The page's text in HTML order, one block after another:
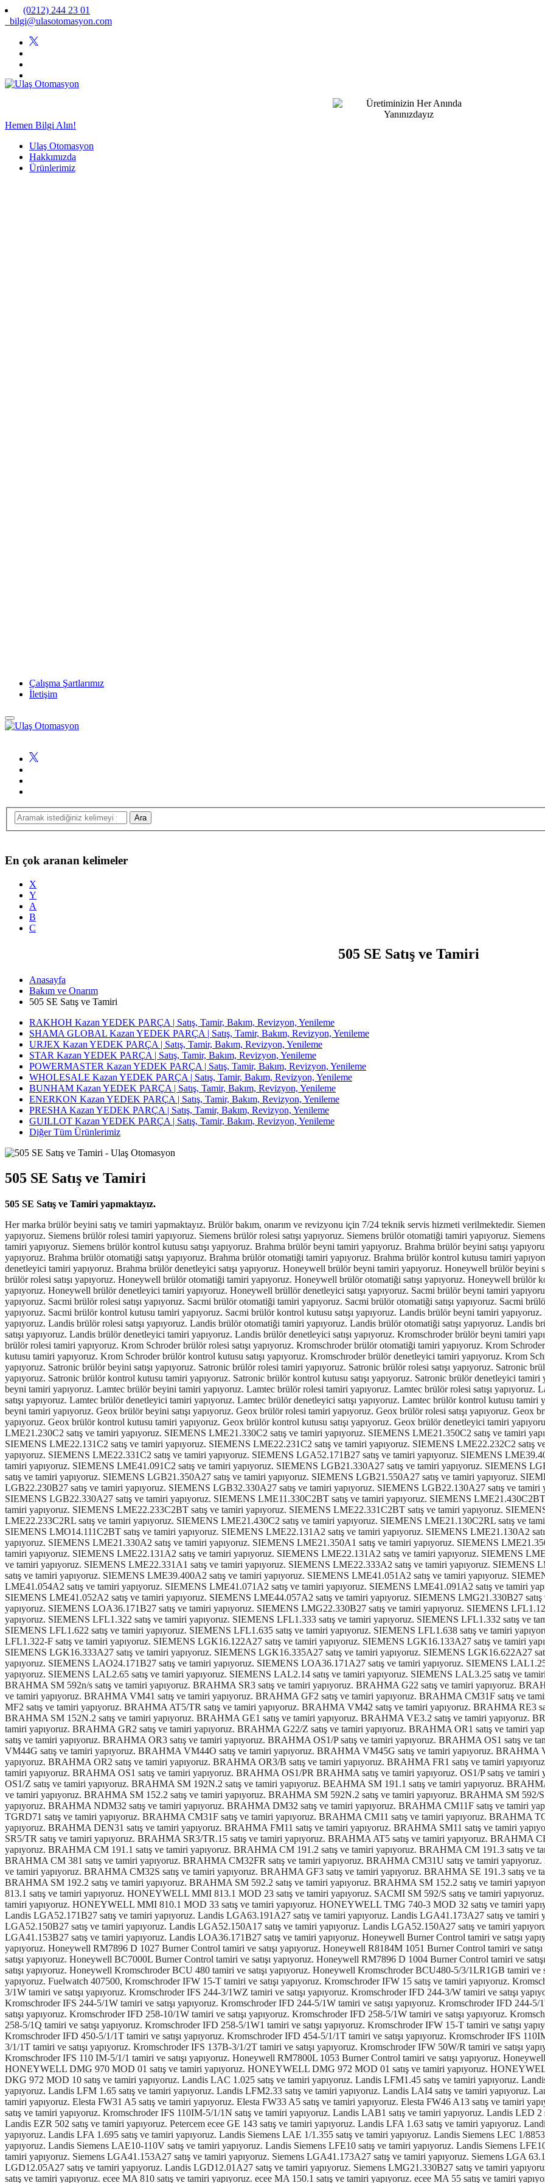
(0212) 244 23 01
bilgi@ulasotomasyon.com
Hemen Bilgi Alın!
Ulaş Otomasyon
Hakkımızda
Ürünlerimiz
Çalışma Şartlarımız
İletişim
En çok aranan kelimeler
X
Y
A
B
C
505 SE Satış ve Tamiri
Anasayfa
Bakım ve Onarım
505 SE Satış ve Tamiri
RAKHOH Kazan YEDEK PARÇA | Satış, Tamir, Bakım, Revizyon, Yenileme
SHAMA GLOBAL Kazan YEDEK PARÇA | Satış, Tamir, Bakım, Revizyon, Yenileme
URJEX Kazan YEDEK PARÇA | Satış, Tamir, Bakım, Revizyon, Yenileme
STAR Kazan YEDEK PARÇA | Satış, Tamir, Bakım, Revizyon, Yenileme
POWERMASTER Kazan YEDEK PARÇA | Satış, Tamir, Bakım, Revizyon, Yenileme
WHOLESALE Kazan YEDEK PARÇA | Satış, Tamir, Bakım, Revizyon, Yenileme
BUNHAM Kazan YEDEK PARÇA | Satış, Tamir, Bakım, Revizyon, Yenileme
ENERKON Kazan YEDEK PARÇA | Satış, Tamir, Bakım, Revizyon, Yenileme
PRESHA Kazan YEDEK PARÇA | Satış, Tamir, Bakım, Revizyon, Yenileme
GUILLOT Kazan YEDEK PARÇA | Satış, Tamir, Bakım, Revizyon, Yenileme
Diğer Tüm Ürünlerimiz
505 SE Satış ve Tamiri
505 SE Satış ve Tamiri yapmaktayız.
Her marka brülör beyini satış ve tamiri yapmaktayız. Brülör bakım, onarım ve revizyonu için 7/24 teknik servis hizmeti verilmektedir. Siemens brülör beyni tamiri yapıyoruz. Siemens brülör beyini satışı yapıyoruz. Siemens brülör rolesi tamiri yapıyoruz. Siemens brülör rolesi satışı yapıyoruz. Siemens brülör otomatiği tamiri yapıyoruz. Siemens brülör otomatiği satışı yapıyoruz. Siemens brülör kontrol kutusu tamiri yapıyoruz. Siemens brülör kontrol kutusu satışı yapıyoruz. Brahma brülör beyni tamiri yapıyoruz. Brahma brülör beyini satışı yapıyoruz. Brahma brülör rolesi tamiri yapıyoruz. Brahma brülör rolesi satışı yapıyoruz. Brahma brülör otomatiği satışı yapıyoruz. Brahma brülör otomatiği tamiri yapıyoruz. Brahma brülör kontrol kutusu tamiri yapıyoruz. Brahma brülör kontrol kutusu satışı yapıyoruz. Brahma brülör denetleyici tamiri yapıyoruz. Brahma brülör denetleyici satışı yapıyoruz. Honeywell brülör beyni tamiri yapıyoruz. Honeywell brülör beyini satışı yapıyoruz. Honeywell brülör rolesi tamiri yapıyoruz. Honeywell brülör rolesi satışı yapıyoruz. Honeywell brülör otomatiği tamiri yapıyoruz. Honeywell brülör otomatiği satışı yapıyoruz. Honeywell brülör kontrol kutusu tamiri yapıyoruz. Honeywell brülör kontrol kutusu satışı yapıyoruz. Honeywell brülör denetleyici tamiri yapıyoruz. Honeywell brüllör denetleyici satışı yapıyoruz. Sacmi brülör beyni tamiri yapıyoruz. Sacmi brülör beyini satışı yapıyoruz. Sacmi brülör rolesi tamiri yapıyoruz. Sacmi brülör rolesi satışı yapıyoruz. Sacmi brülör otomatiği tamiri yapıyoruz. Sacmi brülör otomatiği satışı yapıyoruz. Sacmi brülör denetleyici tamiri yapıyoruz. Sacmi brülör denetleyici satışı yapıyoruz. Sacmi brülör kontrol kutusu tamiri yapıyoruz. Sacmi brülör kontrol kutusu satışı yapıyoruz. Landis brülör beyni tamiri yapıyoruz. Landis brülör beyini satışı yapıyoruz. Landis brülör rolesi tamiri yapıyoruz. Landis brülör rolesi satışı yapıyoruz. Landis brülör otomatiği tamiri yapıyoruz. Landis brülör otomatiği satışı yapıyoruz. Landis brülör kontrol kutusu tamiri yapıyoruz. Landis brülör kontrol kutusu satışı yapıyoruz. Landis brülör denetleyici tamiri yapıyoruz. Landis brülör denetleyici satışı yapıyoruz. Kromschroder brülör beyni tamiri yapıyoruz. Krom Schroder brülör beyni satışı yapıyoruz. Kromschroder brülör rolesi tamiri yapıyoruz. Krom Schroder brülör rolesi satışı yapıyoruz. Kromschroder brülör otomatiği tamiri yapıyoruz. Krom Schroder brülör otomatiği satışı yapıyoruz. Kromschroder brülör kontrol kutusu tamiri yapıyoruz. Krom Schroder brülör kontrol kutusu satışı yapıyoruz. Kromschroder brülör denetleyici tamiri yapıyoruz. Krom Schroder brülör denetleyici satışı yapıyoruz. Satronic brülör beyni tamiri yapıyoruz. Satronic brülör beyini satışı yapıyoruz. Satronic brülör rolesi tamiri yapıyoruz. Satronic brülör rolesi satışı yapıyoruz. Satronic brülör otomatiği tamiri yapıyoruz. Satronic brülör otomatiği satışı yapıyoruz. Satronic brülör kontrol kutusu tamiri yapıyoruz. Satronic brülör kontrol kutusu satışı yapıyoruz. Satronic brülör denetleyici tamiri yapıyoruz. Satronic brülör denetleyici satışı yapıyoruz. Lamtec brülör beyni tamiri yapıyoruz. Lamtec brülör beyini tamiri yapıyoruz. Lamtec brülör rolesi tamiri yapıyoruz. Lamtec brülör rolesi satışı yapıyoruz. Lamtec brülör otomatiği tamiri yapıyoruz. Lamtec brülör otomatiği satışı yapıyoruz. Lamtec brülör denetleyici tamiri yapıyoruz. Lamtec brülör denetleyici satışı yapıyoruz. Lamtec brülör kontrol kutusu tamiri yapıyoruz. Lamtec brülör kontrol kutusu satışı yapıyoruz. Geox brülör beyni tamiri yapıyoruz. Geox brülör beyini satışı yapıyoruz. Geox brülör rolesi tamiri yapıyoruz. Geox brülör rolesi satışı yapıyoruz. Geox brülör otomatiği tamiri yapıyoruz. Geox brülör otomatiği satışı yapıyoruz. Geox brülör kontrol kutusu tamiri yapıyoruz. Geox brülör kontrol kutusu satışı yapıyoruz. Geox brülör denetleyici tamiri yapıyoruz. SIEMENS LME21.130C2 satış ve tamiri yapıyoruz. SIEMENS LME21.230C2 satış ve tamiri yapıyoruz. SIEMENS LME21.330C2 satış ve tamiri yapıyoruz. SIEMENS LME21.350C2 satış ve tamiri yapıyoruz. SIEMENS LME21.550C2 satış ve tamiri yapıyoruz. SIEMENS LME22.131C2 satış ve tamiri yapıyoruz. SIEMENS LME22.231C2 satış ve tamiri yapıyoruz. SIEMENS LME22.232C2 satış ve tamiri yapıyoruz. SIEMENS LME22.233C2 satış ve tamiri yapıyoruz. SIEMENS LME22.331C2 satış ve tamiri yapıyoruz. SIEMENS LGA52.171B27 satış ve tamiri yapıyoruz. SIEMENS LME39.400A2 satış ve tamiri yapıyoruz. SIEMENS LME41.054C2 satış ve tamiri yapıyoruz. SIEMENS LME41.091C2 satış ve tamiri yapıyoruz. SIEMENS LGB21.330A27 satış ve tamiri yapıyoruz. SIEMENS LGB21.130A27 satış ve tamiri yapıyoruz. SIEMENS LGB21.230A27 satış ve tamiri yapıyoruz. SIEMENS LGB21.350A27 satış ve tamiri yapıyoruz. SIEMENS LGB21.550A27 satış ve tamiri yapıyoruz. SIEMENS LGB21.330A27 satış ve tamiri yapıyoruz. SIEMENS LGB22.230B27 satış ve tamiri yapıyoruz. SIEMENS LGB32.330A27 satış ve tamiri yapıyoruz. SIEMENS LGB22.130A27 satış ve tamiri yapıyoruz. SIEMENS LGB41.258A27 satış ve tamiri yapıyoruz. SIEMENS LGB22.330A27 satış ve tamiri yapıyoruz. SIEMENS LME11.330C2BT satış ve tamiri yapıyoruz. SIEMENS LME21.430C2BT satış ve tamiri yapıyoruz. SIEMENS LMO44.255C2BT satış ve tamiri yapıyoruz. SIEMENS LME22.233C2BT satış ve tamiri yapıyoruz. SIEMENS LME22.331C2BT satış ve tamiri yapıyoruz. SIEMENS LME21.330C2BT satış ve tamiri yapıyoruz. SIEMENS LME22.233C2RL satış ve tamiri yapıyoruz. SIEMENS LME21.430C2 satış ve tamiri yapıyoruz. SIEMENS LME21.130C2RL satış ve tamiri yapıyoruz. SIEMENS LME21.330A2BT satış ve tamiri yapıyoruz. SIEMENS LMO14.111C2BT satış ve tamiri yapıyoruz. SIEMENS LME22.131A2 satış ve tamiri yapıyoruz. SIEMENS LME21.130A2 satış ve tamiri yapıyoruz. SIEMENS LME21.230A2 satış ve tamiri yapıyoruz. SIEMENS LME21.330A2 satış ve tamiri yapıyoruz. SIEMENS LME21.350A1 satış ve tamiri yapıyoruz. SIEMENS LME21.350A2 satış ve tamiri yapıyoruz. SIEMENS LME21.550A2 satış ve tamiri yapıyoruz. SIEMENS LME22.131A2 satış ve tamiri yapıyoruz. SIEMENS LME22.131A2 satış ve tamiri yapıyoruz. SIEMENS LME22.131A2 satış ve tamiri yapıyoruz. SIEMENS LME11.230A2 satış ve tamiri yapıyoruz. SIEMENS LME22.331A1 satış ve tamiri yapıyoruz. SIEMENS LME22.333A2 satış ve tamiri yapıyoruz. SIEMENS LME23.331A2 satış ve tamiri yapıyoruz. SIEMENS LME23.351A2 satış ve tamiri yapıyoruz. SIEMENS LME39.400A2 satış ve tamiri yapıyoruz. SIEMENS LME41.051A2 satış ve tamiri yapıyoruz. SIEMENS LME41.053A2 satış ve tamiri yapıyoruz. SIEMENS LME41.054A2 satış ve tamiri yapıyoruz. SIEMENS LME41.071A2 satış ve tamiri yapıyoruz. SIEMENS LME41.091A2 satış ve tamiri yapıyoruz. SIEMENS LME41.092A2 satış ve tamiri yapıyoruz. SIEMENS LME41.052A2 satış ve tamiri yapıyoruz. SIEMENS LME44.057A2 satış ve tamiri yapıyoruz. SIEMENS LMG21.330B27 satış ve tamiri yapıyoruz. SIEMENS LGB22.330B27 satış ve tamiri yapıyoruz. SIEMENS LOA36.171B27 satış ve tamiri yapıyoruz. SIEMENS LMG22.330B27 satış ve tamiri yapıyoruz. SIEMENS LFL1.122 satış ve tamiri yapıyoruz. SIEMENS LFL1.133 satış ve tamiri yapıyoruz. SIEMENS LFL1.322